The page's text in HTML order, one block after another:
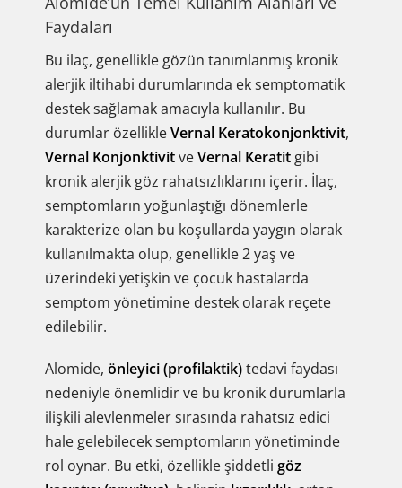
Faydaları
Bu ilaç, genellikle gözün tanımlanmış kronik
alerjik iltihabi durumlarında ek semptomatik
destek sağlamak amacıyla kullanılır. Bu
durumlar özellikleVernal Keratokonjonktivit,
Vernal KonjonktivitveVernal Keratit gibi
kronik alerjik göz rahatsızlıklarını içerir. İlaç,
semptomların yoğunlaştığı dönemlerle
karakterize olan bu koşullarda yaygın olarak
kullanılmakta olup, genellikle 2 yaş ve
üzerindeki yetişkin ve çocuk hastalarda
semptom yönetimine destek olarak reçete
edilebilir.
Alomide, önleyici (profilaktik)tedavi faydası
nedeniyle önemlidir ve bu kronik durumlarla
ilişkili alevlenmeler sırasında rahatsız edici
hale gelebilecek semptomların yönetiminde
rol oynar. Bu etki, özellikle şiddetli göz